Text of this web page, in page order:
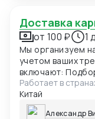
в крупных сетях
так же 10 летним
Доставка
от 100 ₽ 1
Мы организуем
учетом ваших
включают: Подбор оптимального способа доставки;
Таможенное
Контроль на всех этапах
под разные типы
Работает в
Китай
Александр